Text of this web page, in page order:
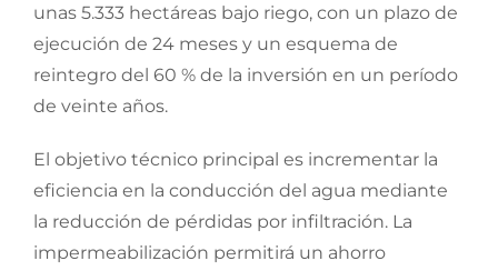
unas 5.333 hectáreas bajo riego, con un plazo de
ejecución de 24 meses y un esquema de
reintegro del 60 % de la inversión en un período
de veinte años.
El objetivo técnico principal es incrementar la
eficiencia en la conducción del agua mediante
la reducción de pérdidas por infiltración. La
impermeabilización permitirá un ahorro